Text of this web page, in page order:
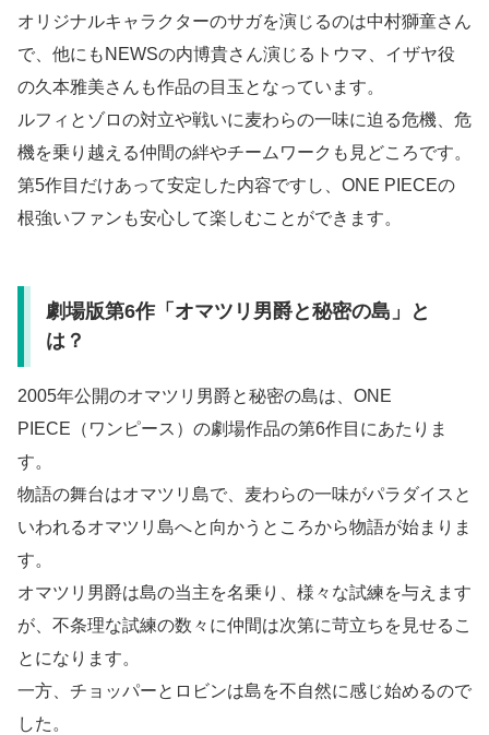
オリジナルキャラクターのサガを演じるのは中村獅童さん
で、他にもNEWSの内博貴さん演じるトウマ、イザヤ役
の久本雅美さんも作品の目玉となっています。
ルフィとゾロの対立や戦いに麦わらの一味に迫る危機、危
機を乗り越える仲間の絆やチームワークも見どころです。
第5作目だけあって安定した内容ですし、ONE PIECEの
根強いファンも安心して楽しむことができます。
劇場版第6作「オマツリ男爵と秘密の島」と
は？
2005年公開のオマツリ男爵と秘密の島は、ONE
PIECE（ワンピース）の劇場作品の第6作目にあたりま
す。
物語の舞台はオマツリ島で、麦わらの一味がパラダイスと
いわれるオマツリ島へと向かうところから物語が始まりま
す。
オマツリ男爵は島の当主を名乗り、様々な試練を与えます
が、不条理な試練の数々に仲間は次第に苛立ちを見せるこ
とになります。
一方、チョッパーとロビンは島を不自然に感じ始めるので
した。